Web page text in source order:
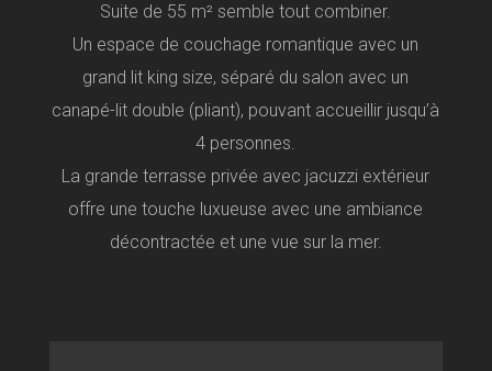
Suite de 55 m² semble tout combiner.
Un espace de couchage romantique avec un
grand lit king size, séparé du salon avec un
canapé-lit double (pliant), pouvant accueillir jusqu’à
4 personnes.
La grande terrasse privée avec jacuzzi extérieur
offre une touche luxueuse avec une ambiance
décontractée et une vue sur la mer.